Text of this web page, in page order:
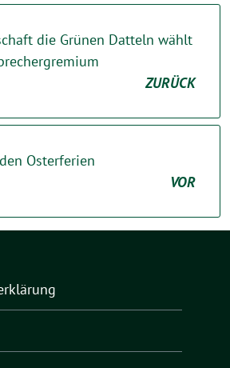
die Grünen Datteln wählt
ZURÜCK
Osterferien
VOR